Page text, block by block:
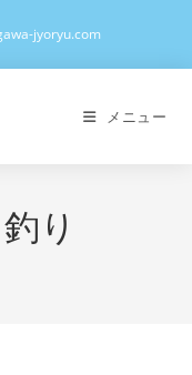
jyoryu.com
メニュー
り